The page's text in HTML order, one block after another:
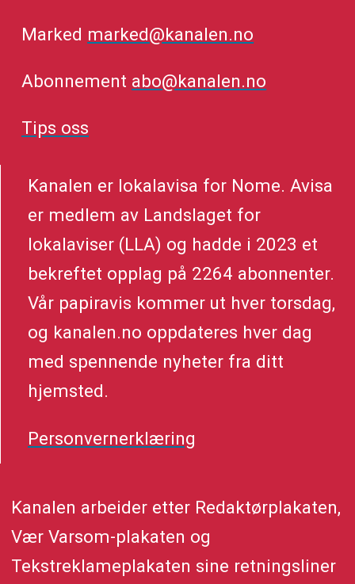
Marked marked@kanalen.no
Abonnement abo@kanalen.no
Tips oss
Kanalen er lokalavisa for Nome. Avisa
er medlem av Landslaget for
lokalaviser (LLA) og hadde i 2023 et
bekreftet opplag på 2264 abonnenter.
Vår papiravis kommer ut hver torsdag,
og kanalen.no oppdateres hver dag
med spennende nyheter fra ditt
hjemsted.
Personvernerklæring
Kanalen arbeider etter Redaktørplakaten,
Vær Varsom-plakaten og
Tekstreklameplakaten sine retningsliner